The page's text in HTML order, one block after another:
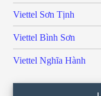
Viettel Sơn Tịnh
Viettel Bình Sơn
Viettel Nghĩa Hành